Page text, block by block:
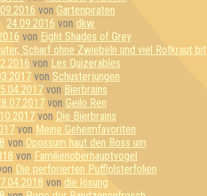
von Gartenpiraten
24.09.2016 von dkw.
von Eight Shades of Grey
Scharf ohne Zwiebeln und viel Rotkraut
von Les Quizerables
von Schusterjungen
von Bierbrains
von Geilo Ren
von Die Bierbrains
von Meine Geheimfavoriten
von Opossum haut den Boss um
von Familienoberhauptvogel
Die perforierten Pufflolsterfolien
von die lösung